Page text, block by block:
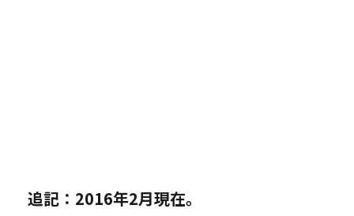
追記：2016年2月現在。